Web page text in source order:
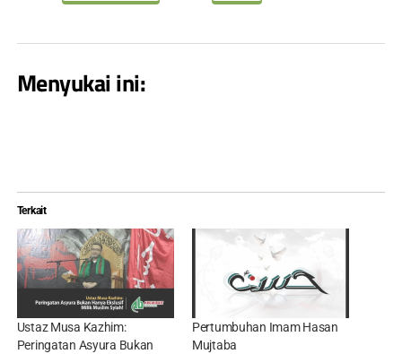
Menyukai ini:
Terkait
Ustaz Musa Kazhim:
Peringatan Asyura Bukan
Pertumbuhan Imam Hasan
Mujtaba